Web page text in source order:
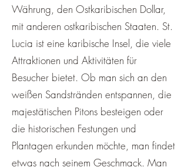
Währung, den Ostkaribischen Dollar,
mit anderen ostkaribischen Staaten. St.
Lucia ist eine karibische Insel, die viele
Attraktionen und Aktivitäten für
Besucher bietet. Ob man sich an den
weißen Sandstränden entspannen, die
majestätischen Pitons besteigen oder
die historischen Festungen und
Plantagen erkunden möchte, man findet
etwas nach seinem Geschmack. Man